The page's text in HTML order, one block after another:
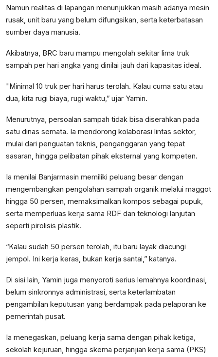
Namun realitas di lapangan menunjukkan masih adanya mesin
rusak, unit baru yang belum difungsikan, serta keterbatasan
sumber daya manusia.
Akibatnya, BRC baru mampu mengolah sekitar lima truk
sampah per hari angka yang dinilai jauh dari kapasitas ideal.
"Minimal 10 truk per hari harus terolah. Kalau cuma satu atau
dua, kita rugi biaya, rugi waktu,” ujar Yamin.
Menurutnya, persoalan sampah tidak bisa diserahkan pada
satu dinas semata. Ia mendorong kolaborasi lintas sektor,
mulai dari penguatan teknis, penganggaran yang tepat
sasaran, hingga pelibatan pihak eksternal yang kompeten.
Ia menilai Banjarmasin memiliki peluang besar dengan
mengembangkan pengolahan sampah organik melalui maggot
hingga 50 persen, memaksimalkan kompos sebagai pupuk,
serta memperluas kerja sama RDF dan teknologi lanjutan
seperti pirolisis plastik.
“Kalau sudah 50 persen terolah, itu baru layak diacungi
jempol. Ini kerja keras, bukan kerja santai,” katanya.
Di sisi lain, Yamin juga menyoroti serius lemahnya koordinasi,
belum sinkronnya administrasi, serta keterlambatan
pengambilan keputusan yang berdampak pada pelaporan ke
pemerintah pusat.
Ia menegaskan, peluang kerja sama dengan pihak ketiga,
sekolah kejuruan, hingga skema perjanjian kerja sama (PKS)